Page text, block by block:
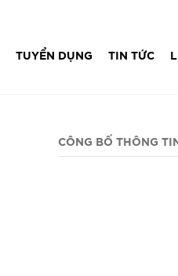
TUYỂN DỤNG TIN TỨC
CÔNG BỐ THÔNG